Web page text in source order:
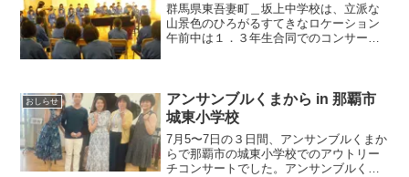
群馬県東吾妻町＿坂上中学校は、立派な
山景色のひろがるすてきなロケーション
午前中は１．３年生合同でのコンサート
おしらせ
アンサンブルくまから in 那覇市
城東小学校
7月5〜7日の３日間、アンサンブルくまか
らで那覇市の城東小学校でのアウトリー
チコンサートでした。アンサンブルくま